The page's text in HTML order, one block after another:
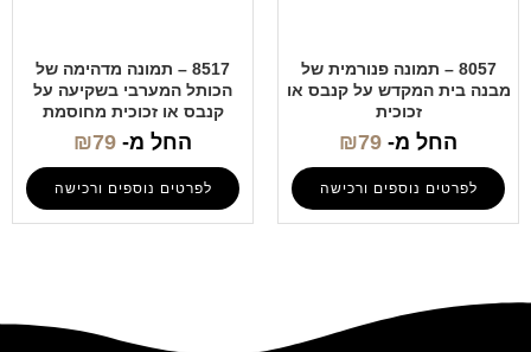
8057 – תמונה פנורמית של
מבנה בית המקדש על קנבס או
זכוכית
החל מ- ₪79
לפרטים נוספים ורכישה
8517 – תמונה מדהימה של
הכותל המערבי בשקיעה על
קנבס או זכוכית מחוסמת
החל מ- ₪79
לפרטים נוספים ורכישה